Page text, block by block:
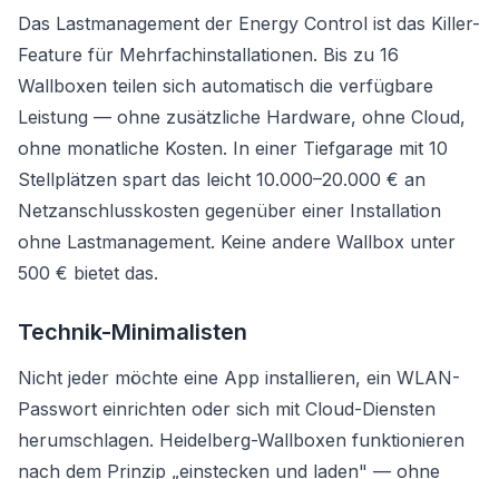
Das Lastmanagement der Energy Control ist das Killer-
Feature für Mehrfachinstallationen. Bis zu 16
Wallboxen teilen sich automatisch die verfügbare
Leistung — ohne zusätzliche Hardware, ohne Cloud,
ohne monatliche Kosten. In einer Tiefgarage mit 10
Stellplätzen spart das leicht 10.000–20.000 € an
Netzanschlusskosten gegenüber einer Installation
ohne Lastmanagement. Keine andere Wallbox unter
500 € bietet das.
Technik-Minimalisten
Nicht jeder möchte eine App installieren, ein WLAN-
Passwort einrichten oder sich mit Cloud-Diensten
herumschlagen. Heidelberg-Wallboxen funktionieren
nach dem Prinzip „einstecken und laden" — ohne